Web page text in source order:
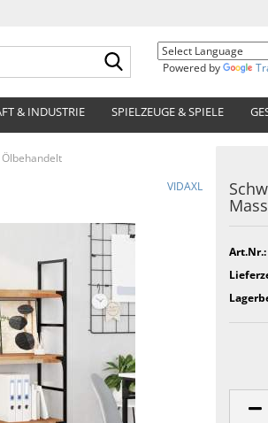
Suche...
Powered by
& INDUSTRIE SPIELZEUGE & SPIELE
VIDAXL
Art.Nr.: